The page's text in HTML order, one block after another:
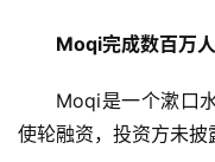
Moqi完成数百万
Moqi是一个漱口
使轮融资，投资方未披